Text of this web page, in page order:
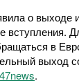
о выходе
вступления.
в
выход
47news.